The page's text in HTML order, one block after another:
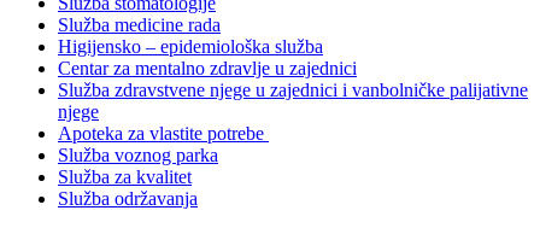
Služba medicine rada
Higijensko – epidemiološka služba
Centar za mentalno zdravlje u zajednici
Služba zdravstvene njege u zajednici i vanbolničke palijativne
njege
Apoteka za vlastite potrebe
Služba voznog parka
Služba za kvalitet
Služba održavanja